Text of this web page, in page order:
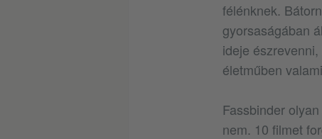
félénknek.
gyorsaságában
ideje
életműben
Fassbinder
nem. 10 filmet